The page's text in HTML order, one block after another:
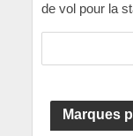
de vol pour la
Marques